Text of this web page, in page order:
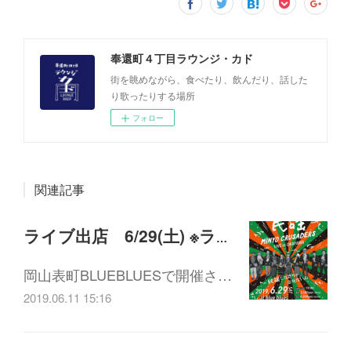
奉還町４丁目ラウンジ・カド
街を眺めながら、食べたり、飲んだり、話した
り歌ったりする場所
フォロー
関連記事
ライブ出店 6/29(土) ※ラウンジはお休みとなります
岡山表町BLUEBLUESで開催さ…
2019.06.11 15:16